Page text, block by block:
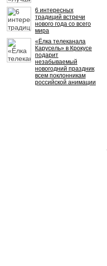
6 интересных
традиций встречи
нового года со всего
мира
«Ёлка телеканала
Карусель» в Крокусе
подарит
незабываемый
новогодний праздник
всем поклонникам
российской анимации